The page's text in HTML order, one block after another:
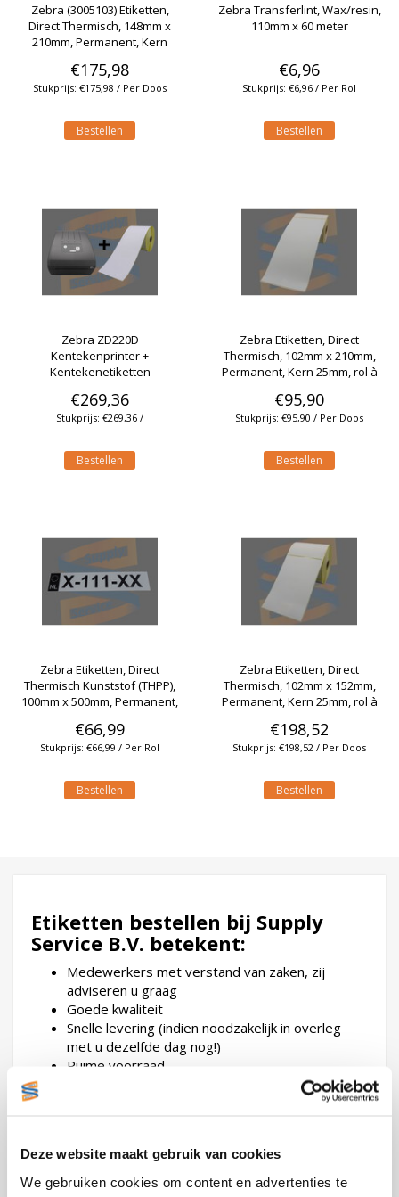
Deze website maakt gebruik van cookies
We gebruiken cookies om content en advertenties te
Zebra (3005103) Etiketten,
Direct Thermisch, 148mm x
210mm, Permanent, Kern
doos)
€175,98
Stukprijs: €175,98 / Per Doos
Bestellen
Zebra Transferlint, Wax/resin,
110mm x 60 meter
€6,96
Stukprijs: €6,96 / Per Rol
Bestellen
Zebra ZD220D
Kentekenprinter +
Kentekenetiketten
€269,36
Stukprijs: €269,36 /
Bestellen
Zebra Etiketten, Direct
Thermisch, 102mm x 210mm,
Permanent, Kern 25mm, rol à
€95,90
Stukprijs: €95,90 / Per Doos
Bestellen
Zebra Etiketten, Direct
Thermisch Kunststof (THPP),
100mm x 500mm, Permanent,
€66,99
Stukprijs: €66,99 / Per Rol
Bestellen
Zebra Etiketten, Direct
Thermisch, 102mm x 152mm,
Permanent, Kern 25mm, rol à
€198,52
Stukprijs: €198,52 / Per Doos
Bestellen
Etiketten bestellen bij Supply
Service B.V. betekent:
Medewerkers met verstand van zaken, zij
adviseren u graag
Goede kwaliteit
Snelle levering (indien noodzakelijk in overleg
met u dezelfde dag nog!)
Ruime voorraad
Kennis van etiketten en